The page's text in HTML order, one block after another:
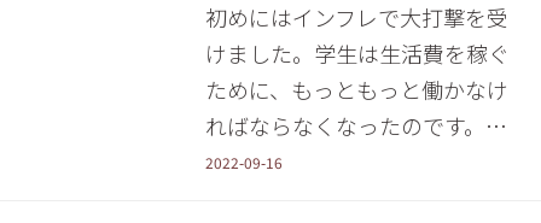
初めにはインフレで大打撃を受
けました。学生は生活費を稼ぐ
ために、もっともっと働かなけ
ればならなくなったのです。…
2022-09-16